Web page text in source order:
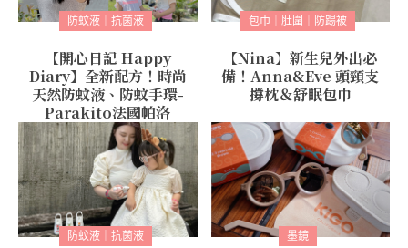
防蚊液｜抗菌液
【開心日記 Happy
Diary】全新配方！時尚
天然防蚊液、防蚊手環-
Parakito法國帕洛
包巾｜肚圍｜防踢被
【Nina】新生兒外出必
備！Anna&Eve 頭頸支
撐枕＆舒眠包巾
防蚊液｜抗菌液 墨鏡